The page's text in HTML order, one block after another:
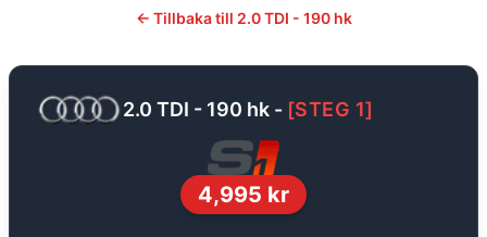
← Tillbaka till 2.0 TDI - 190 hk
2.0 TDI - 190 hk - [STEG 1]
4,995 kr